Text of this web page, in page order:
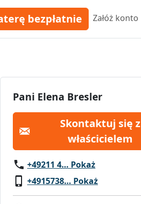
bezpłatnie Załóż konto
Pani Elena Bresler
Skontaktuj się z
właścicielem
+49211 4… Pokaż
+4915738… Pokaż